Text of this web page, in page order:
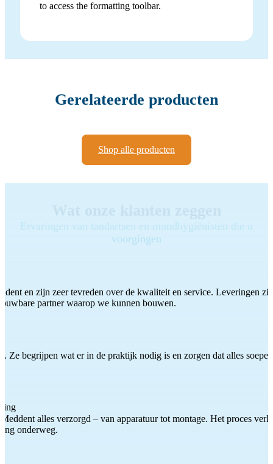
to access the formatting toolbar.
Gerelateerde producten
Shop alle producten
Ervaringen van tandartsen en mondhygiënisten die u
voorgingen
en zijn zeer tevreden over de kwaliteit en service. Leveringen
partner waarop we kunnen bouwen.
Ze begrijpen wat er in de praktijk nodig is en zorgen dat alles
alles verzorgd – van apparatuur tot montage. Het proces
onderweg.